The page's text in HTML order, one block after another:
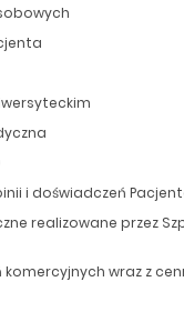
i doświadczeń Pacjenta
realizowane przez
wraz z